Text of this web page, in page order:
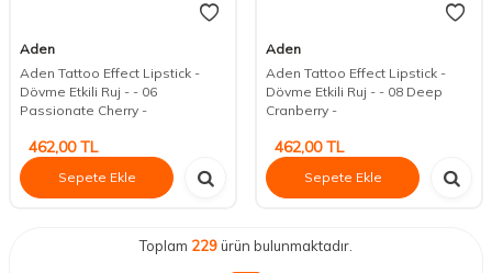
Aden
Aden Tattoo Effect Lipstick -
Dövme Etkili Ruj - - 06
Passionate Cherry -
462,00TL
Sepete Ekle
Aden
Aden Tattoo Effect Lipstick -
Dövme Etkili Ruj - - 08 Deep
Cranberry -
462,00TL
Sepete Ekle
Toplam 229ürün bulunmaktadır.